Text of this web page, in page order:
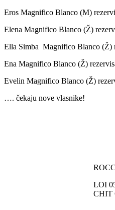
Eros Magnifico Blanco (M)
Elena Magnifico Blanco (Ž)
Ella Simba Magnifico Blanco (Ž)
Ena Magnifico Blanco (Ž)
Evelin Magnifico Blanco (Ž)
…. čekaju nove vlasnike!
LOI
CHIT